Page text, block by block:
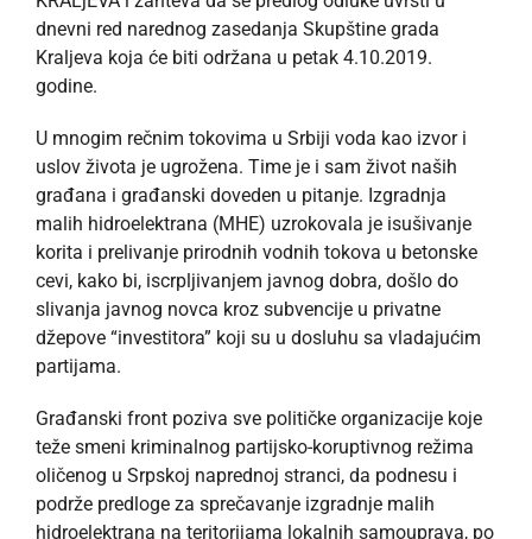
dnevni red narednog zasedanja Skupštine grada
Kraljeva koja će biti održana u petak 4.10.2019.
godine.
U mnogim rečnim tokovima u Srbiji voda kao izvor i
uslov života je ugrožena. Time je i sam život naših
građana i građanski doveden u pitanje. Izgradnja
malih hidroelektrana (MHE) uzrokovala je isušivanje
korita i prelivanje prirodnih vodnih tokova u betonske
cevi, kako bi, iscrpljivanjem javnog dobra, došlo do
slivanja javnog novca kroz subvencije u privatne
džepove “investitora” koji su u dosluhu sa vladajućim
partijama.
Građanski front poziva sve političke organizacije koje
teže smeni kriminalnog partijsko-koruptivnog režima
oličenog u Srpskoj naprednoj stranci, da podnesu i
podrže predloge za sprečavanje izgradnje malih
hidroelektrana na teritorijama lokalnih samouprava, po